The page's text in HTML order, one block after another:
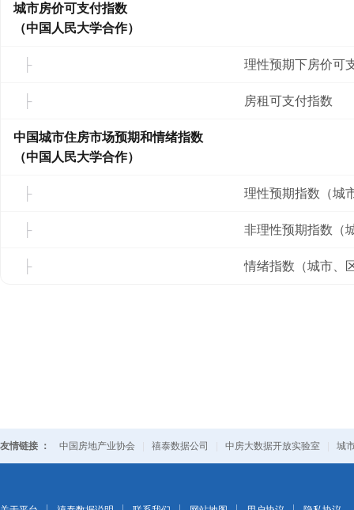
城市房价可支付指数
（中国人民大学合作）
理性预期下房价可
房租可支付指数
中国城市住房市场预期和情绪指数
（中国人民大学合作）
理性预期指数（城
非理性预期指数（
情绪指数（城市、
友情链接 ： 中国房地产业协会 禧泰数据公司 中房大数据开放实验室 城